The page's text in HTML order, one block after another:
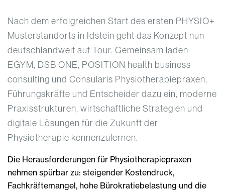
Nach dem erfolgreichen Start des ersten PHYSIO+
Musterstandorts in Idstein geht das Konzept nun
deutschlandweit auf Tour. Gemeinsam laden
EGYM, DSB ONE, POSITION health business
consulting und Consularis Physiotherapiepraxen,
Führungskräfte und Entscheider dazu ein, moderne
Praxisstrukturen, wirtschaftliche Strategien und
digitale Lösungen für die Zukunft der
Physiotherapie kennenzulernen.
Die Herausforderungen für Physiotherapiepraxen
nehmen spürbar zu: steigender Kostendruck,
Fachkräftemangel, hohe Bürokratiebelastung und die